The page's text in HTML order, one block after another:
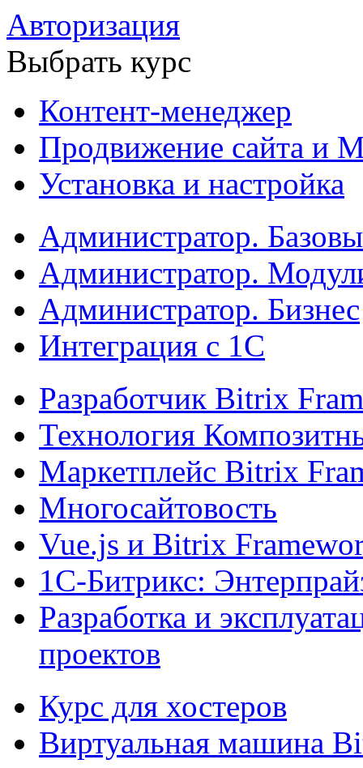
Авторизация
Выбрать курс
Контент-менеджер
Продвижение сайта и
Установка и настройка
Администратор.
Администратор.
Администратор. Бизнес
Интеграция с 1С
Разработчик Bitrix
Технология
Маркетплейс Bitrix
Многосайтовость
Vue.js и Bitrix
1С-Битрикс:
Разработка и
проектов
Курс для хостеров
Виртуальная машина